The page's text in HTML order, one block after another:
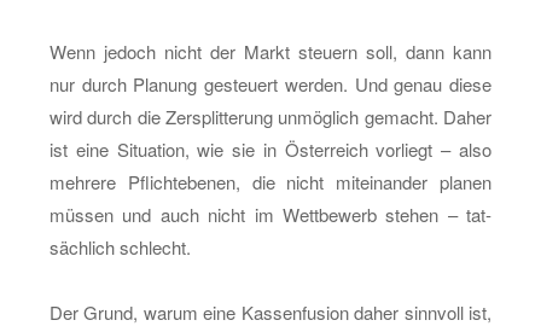
Wenn je­doch nicht der Markt steu­ern soll, dann kann
nur durch Pla­nung ge­steu­ert wer­den. Und genau diese
wird durch die Zer­split­te­rung un­mög­lich ge­macht. Daher
ist eine Si­tua­ti­on, wie sie in Ös­ter­reich vor­liegt – also
meh­re­re Pflicht­ebe­nen, die nicht mit­ein­an­der pla­nen
müs­sen und auch nicht im Wett­be­werb ste­hen – tat­
säch­lich schlecht.
Der Grund, warum eine Kas­sen­fu­si­on daher sinn­voll ist,